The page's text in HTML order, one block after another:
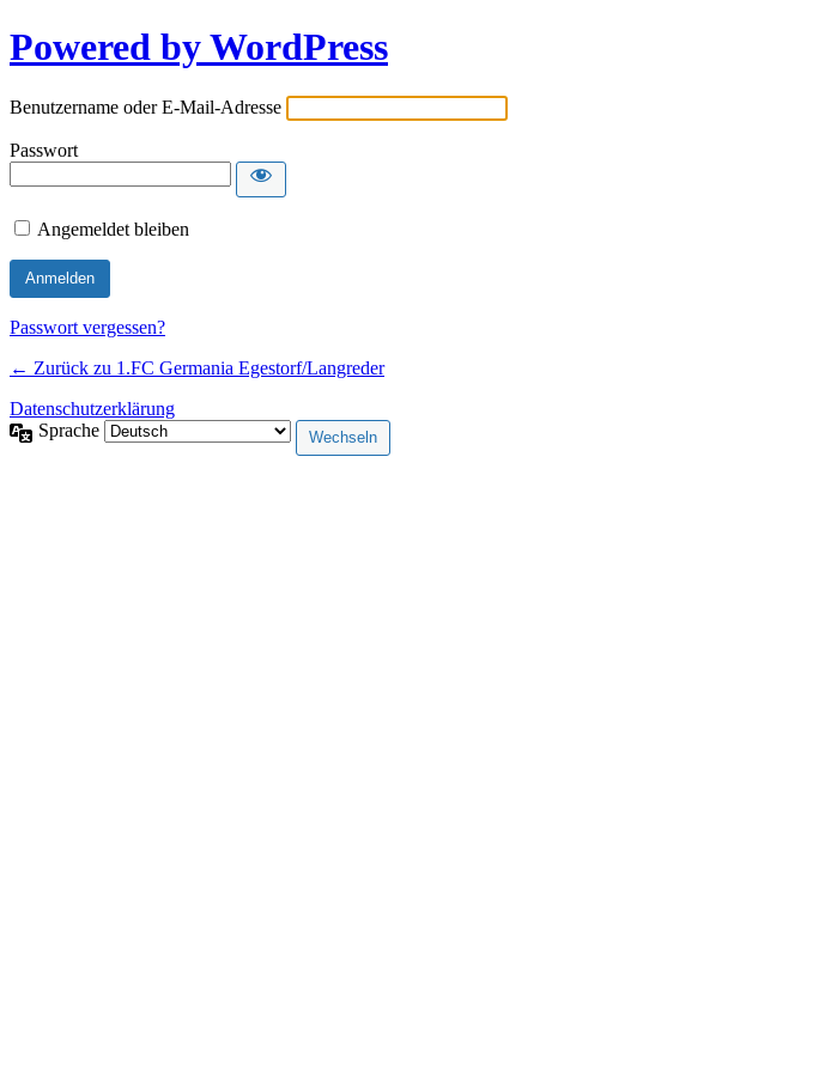
Powered by WordPress
Benutzername oder E-Mail-Adresse
Passwort
Angemeldet bleiben
Passwort vergessen?
← Zurück zu 1.FC Germania Egestorf/Langreder
Datenschutzerklärung
Sprache